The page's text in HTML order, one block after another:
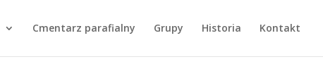
Cmentarz parafialny Grupy Historia Kontakt